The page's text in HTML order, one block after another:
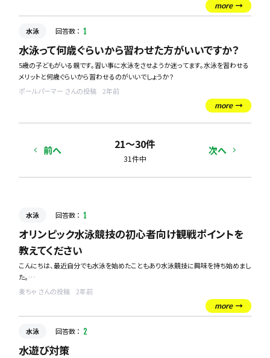
水泳でこの泳ぎ方をすれば、腕の筋肉がつくとか、バランスよく鍛えられるみたいな
一応幼稚園から小学6年まで水泳はやっていたので、一通りの泳ぎは全てできます！
この泳ぎ方で、こういったことを意識するといいですよというような、水泳の仕方を
教えてください！
more
水泳 回答数 ： 1
水泳って何歳ぐらいから習わせた方がいいですか？
5歳の子どもがいる親です。習い事に水泳をさせようか迷ってます。水泳を習わせる
メリットと何歳ぐらいから習わせるのがいいでしょうか？
ポールパーマー さんの投稿
2年前
more
21〜30件
31件中
前へ 次へ
水泳 回答数 ： 1
オリンピック水泳競技の初心者向け観戦ポイントを
教えてください
こんにちは、最近自分でも水泳を始めたこともあり水泳競技に興味を持ち始めまし
た。
オリンピックが近づいてきたので、水泳種目を楽しみにしております！
初めて観戦する私でも楽しめる種目や注目すべきポイントを教えていただけません
皆さんのおすすめポイントや、ここに注目するとさらに面白くなるというコツがあ
ればぜひ教えてください！
麦ちゃ さんの投稿
2年前
more
水泳 回答数 ： 2
水遊び対策